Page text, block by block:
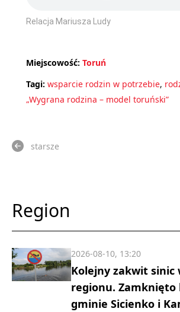
Relacja Mariusza Ludy
Miejscowość: Toruń
Tagi: wsparcie rodzin w potrzebie,
„Wygrana rodzina – model toruński”
starsze
Region
Kolejny zakwit sinic
regionu. Zamknięto
gminie Sicienko i
2026-08-10, 13:20